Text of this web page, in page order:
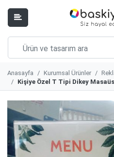
Anasayfa Kurumsal Ürünler
Kişiye Özel T Tipi Dikey